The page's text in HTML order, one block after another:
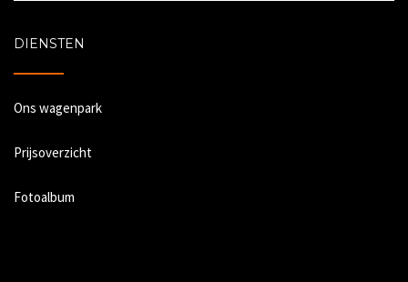
DIENSTEN
Ons wagenpark
Prijsoverzicht
Fotoalbum